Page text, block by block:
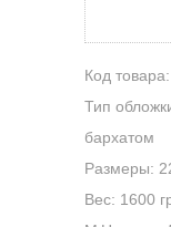
Код
Тип
бархатом
Размеры:
Вес: 1600